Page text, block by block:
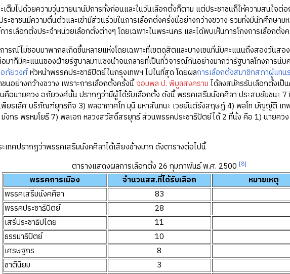
เต็มไปด้วยความวุ่นวายนานัปการทั้งก่อนและในวันเลือกตั้งก็ตาม แต่ประชาชนก็ให้ความสนใจต่
ะชาชนมีความตื่นตัวและเข้ามีส่วนร่วมในการเลือกตั้งครั้งนี้อย่างกว้างขวาง รวมทั้งมีนักศึกษา
รเลือกตั้งประจำหน่วยเลือกตั้งต่างๆ โดยเฉพาะในพระนคร และได้พบเห็นการโกงการเลือกตั้
ารณ์ไม่ชอบมาพากลเกิดขึ้นหลายแห่งโดยเฉพาะที่เขตดุสิตและบางเขนที่นับคะแนนถึงสองวันส
มาก็มีคะแนนของฝ่ายรัฐบาลมาแซงนำจนกลายที่เป็นที่วิจารณ์กันอย่างมากว่ารัฐบาลโกงการนั
ภัยวงศ์หัวหน้าพรรคประชาธิปัตย์ในกรุงเทพฯ ไปในที่สุด โดยผลการเลือกตั้งสมาชิกสภาผู้แทน
นอย่างกว้างขวาง เพราะการเลือกตั้งครั้งนี้จอมพล ป. พิบูลสงคราม ได้ลงสมัครรับเลือกตั้งเ
คือนายควง อภัยวงศ์นั้น ปรากฏว่ามีผู้ได้รับเลือกตั้ง ดังนี้ พรรคเสรีมนังคศิลา ประสบชัยชนะ
พียรเลิศ บริภัณฑ์ยุทธกิจ 3) พลอากาศโท มุนี มหาสันทนะ เวชยันต์รังสฤษฏ์ 4) พลโท บัญญัติ เ
งกร พรหมโยธี 7) พลเอก หลวงสวัสดิ์สรยุทธ์ ส่วนพรรคประชาธิปัตย์ได้ 2 ที่นั่ง คือ 1) นายคว
เทศปรากฏว่าพรรคเสรีมนังคศิลาได้เสียงข้างมาก ดังตารางต่อไปนี้
ตารางแสดงผลการเลือกตั้ง 26 กุมภาพันธ์ พ.ศ. 2500 [8]
พรรคการเมือง จำนวนสส.ที่ได้รับเลือก
หมายเหตุ
พรรคเสรีมนังคศิลา
83
พรรคประชาธิปัตย์
28
เสรีประชาธิปไตย
11
ธรรมาธิปัตย์
10
เศรษฐกร
8
ชาตินิยม
3